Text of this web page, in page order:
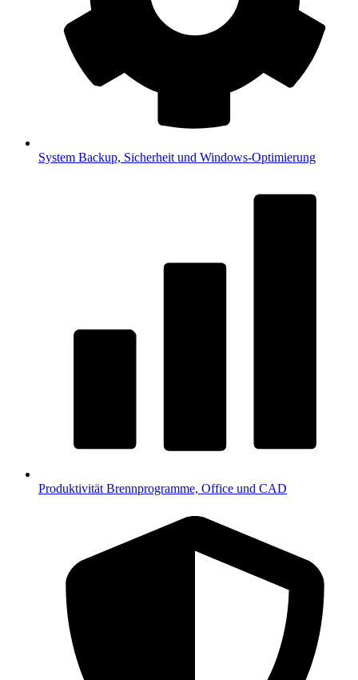
System Backup, Sicherheit und Windows-Optimierung
Produktivität Brennprogramme, Office und CAD